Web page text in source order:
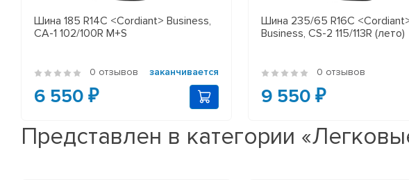
Шина 185 R14C <Cordiant> Business,
CA-1 102/100R М+S
0 отзывов заканчивается
6 550 ₽
Шина 235/65 R16C
Business, CS-2 115/113R (лето)
0 отзывов
9 550 ₽
Представлен в категории